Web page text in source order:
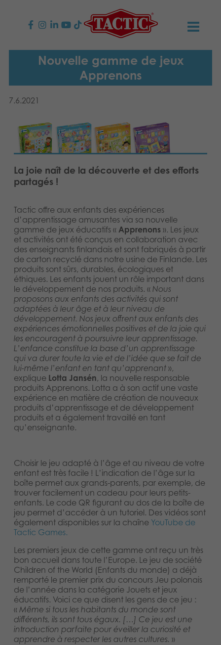
PRODUITS
Jeux enfants
Jeux famille
Jeux Adultes
Jeux d’extérieur
Puzzles
Jouets
Produits archivés
Applications mobiles
TACTIC
Code de conduite
Notre histoire
CONTACTS
Liens
Média
English
Dansk
Nederlands
Norsk
Polski
Nouvelle gamme de jeux
Apprenons
7.6.2021
La joie naît de la découverte et des efforts
partagés !
Tactic offre aux enfants des expériences
d’apprentissage amusantes via sa nouvelle
gamme de jeux éducatifs « Apprenons ». Les jeux
et activités ont été conçus en collaboration avec
des enseignants finlandais et sont fabriqués à partir
de carton recyclé dans notre usine de Finlande. Les
produits sont sûrs, durables, écologiques et
éthiques. Les enfants jouent un rôle important dans
le développement de nos produits. « Nous
proposons aux enfants des activités qui sont
adaptées à leur âge et à leur niveau de
développement. Nos jeux offrent aux enfants des
expériences émotionnelles positives et de la joie qui
les encouragent à poursuivre leur apprentissage.
L’enfance constitue la base d’un apprentissage
qui va durer toute la vie et de l’idée que se fait de
lui-même l’enfant en tant qu’apprenant »,
explique Lotta Jansén, la nouvelle responsable
produits Apprenons. Lotta a à son actif une vaste
expérience en matière de création de nouveaux
produits d’apprentissage et de développement
produits et a également travaillé en tant
qu’enseignante.
Choisir le jeu adapté à l’âge et au niveau de votre
enfant est très facile ! L’indication de l’âge sur la
boîte permet aux grands-parents, par exemple, de
trouver facilement un cadeau pour leurs petits-
enfants. Le code QR figurant au dos de la boîte de
jeu permet d’accéder à un tutoriel. Des vidéos sont
également disponibles sur la chaîne YouTube de
Tactic Games.
Les premiers jeux de cette gamme ont reçu un très
bon accueil dans toute l’Europe. Le jeu de société
Children of the World (Enfants du monde) a déjà
remporté le premier prix du concours Jeu polonais
de l’année dans la catégorie Jouets et jeux
éducatifs. Voici ce que disent les gens de ce jeu :
« Même si tous les habitants du monde sont
différents, ils sont tous égaux. […] Ce jeu est une
introduction parfaite pour éveiller la curiosité et
apprendre à respecter les autres cultures. »